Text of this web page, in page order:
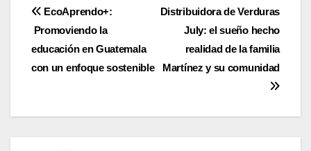
Navegación
de
entradas
Distribuidora de Verduras
July: el sueño hecho
realidad de la familia
Martínez y su comunidad
EcoAprendo+:
Promoviendo la
educación en Guatemala
con un enfoque sostenible